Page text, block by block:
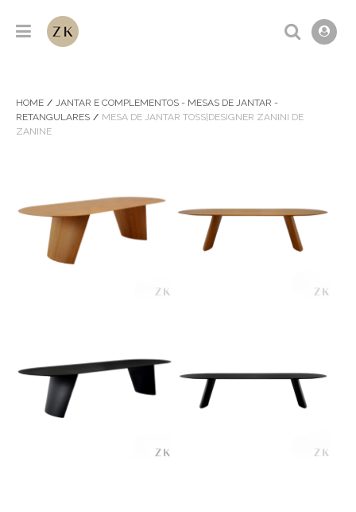
HOME
JANTAR E COMPLEMENTOS - MESAS DE JANTAR -
RETANGULARES
MESA DE JANTAR TOSS|DESIGNER ZANINI DE
ZANINE